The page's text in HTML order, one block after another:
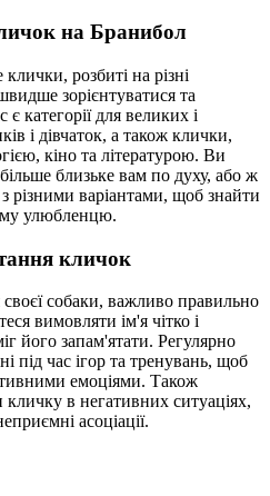
на Бранибол
розбиті на різні
зорієнтуватися та
категорії для великих і
і дівчаток, а також клички,
кіно та літературою. Ви
близьке вам по духу, або ж
різними варіантами, щоб знайти
улюбленцю.
кличок
собаки, важливо правильно
вимовляти ім'я чітко і
його запам'ятати. Регулярно
під час ігор та тренувань, щоб
емоціями. Також
в негативних ситуаціях,
асоціації.